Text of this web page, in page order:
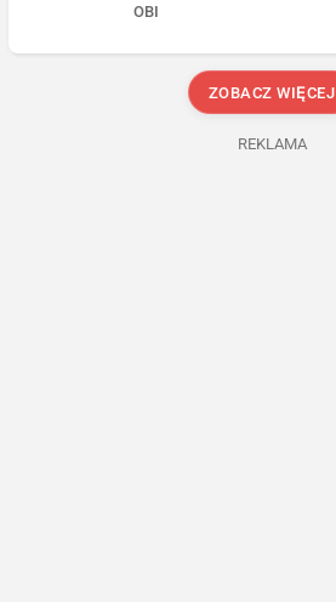
OBI
ZOBACZ WIĘCEJ
REKLAMA